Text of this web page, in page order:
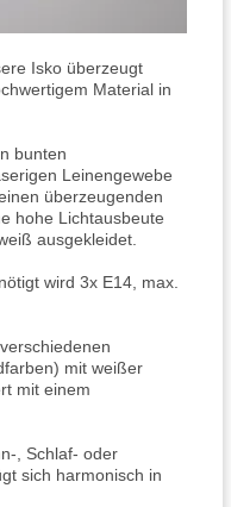
Isko überzeugt
Material in
bunten
Leinengewebe
überzeugenden
hohe Lichtausbeute
ausgekleidet.
wird 3x E14, max.
mit weißer
mit einem
, Schlaf- oder
sich harmonisch in